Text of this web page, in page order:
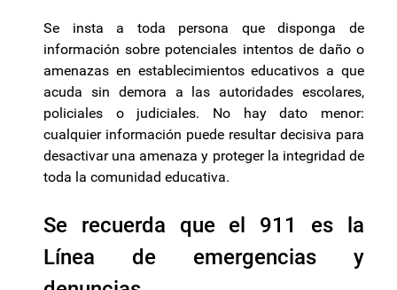
Se insta a toda persona que disponga de
información sobre potenciales intentos de daño o
amenazas en establecimientos educativos a que
acuda sin demora a las autoridades escolares,
policiales o judiciales. No hay dato menor:
cualquier información puede resultar decisiva para
desactivar una amenaza y proteger la integridad de
toda la comunidad educativa.
Se recuerda que el 911 es la
Línea de emergencias y